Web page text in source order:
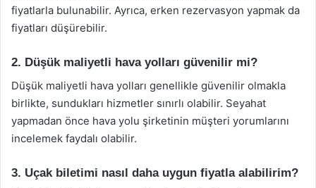
fiyatlarla bulunabilir. Ayrıca, erken rezervasyon yapmak da
fiyatları düşürebilir.
2. Düşük maliyetli hava yolları güvenilir mi?
Düşük maliyetli hava yolları genellikle güvenilir olmakla
birlikte, sundukları hizmetler sınırlı olabilir. Seyahat
yapmadan önce hava yolu şirketinin müşteri yorumlarını
incelemek faydalı olabilir.
3. Uçak biletimi nasıl daha uygun fiyatla alabilirim?